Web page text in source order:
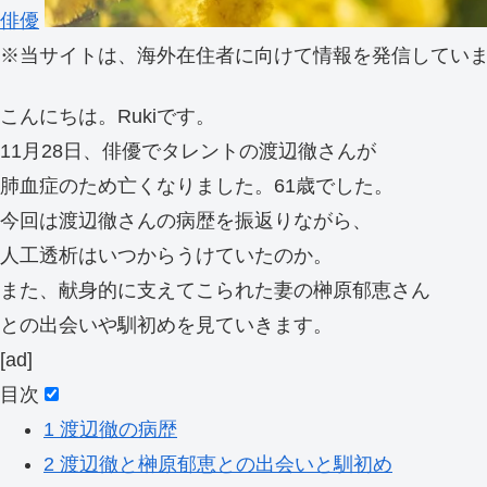
俳優
※当サイトは、海外在住者に向けて情報を発信してい
こんにちは。Rukiです。
11月28日、俳優でタレントの渡辺徹さんが
肺血症のため亡くなりました。61歳でした。
今回は渡辺徹さんの病歴を振返りながら、
人工透析はいつからうけていたのか。
また、献身的に支えてこられた妻の榊原郁恵さん
との出会いや馴初めを見ていきます。
[ad]
目次
1 渡辺徹の病歴
2 渡辺徹と榊原郁恵との出会いと馴初め